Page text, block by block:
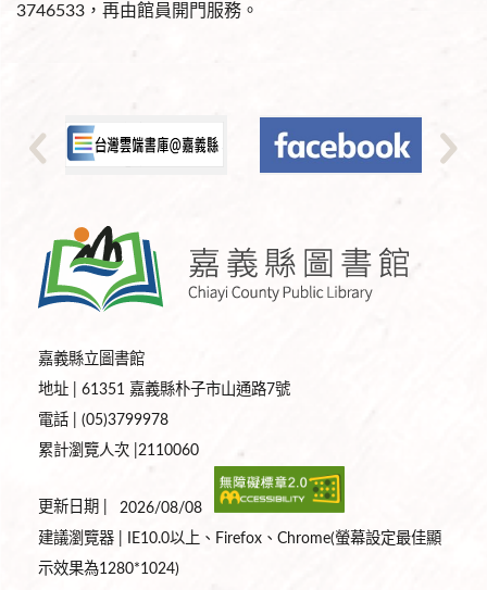
3746533，再由館員開門服務。
嘉義縣立圖書館
地址 | 61351 嘉義縣朴子市山通路7號
電話 | (05)3799978
累計瀏覽人次 |2110060
更新日期 |
2026/08/08
建議瀏覽器 | IE10.0以上、Firefox、Chrome(螢幕設定最佳顯
示效果為1280*1024)